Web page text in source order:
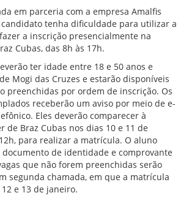
em parceria com a empresa Amalfis
candidato tenha dificuldade para utilizar a
a inscrição presencialmente na
Cubas, das 8h às 17h.
ter idade entre 18 e 50 anos e
Mogi das Cruzes e estarão disponíveis
preenchidas por ordem de inscrição. Os
receberão um aviso por meio de e-
Eles deverão comparecer à
de Braz Cubas nos dias 10 e 11 de
para realizar a matrícula. O aluno
de identidade e comprovante
que não forem preenchidas serão
segunda chamada, em que a matrícula
e 13 de janeiro.